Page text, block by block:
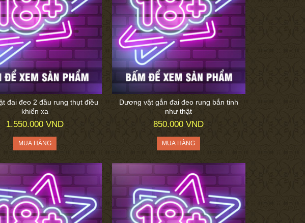
đai đeo 2 đầu rung thụt điều
khiển xa
1.550.000 VND
Dương vật gắn đai đeo rung bắn tinh
như thật
850.000 VND